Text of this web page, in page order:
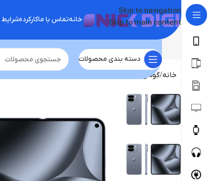
Skip to navigation
Skip to main content
خانهتماس با ماکارکرده
دسته بندی محصولات
خانه گوشی موبایل